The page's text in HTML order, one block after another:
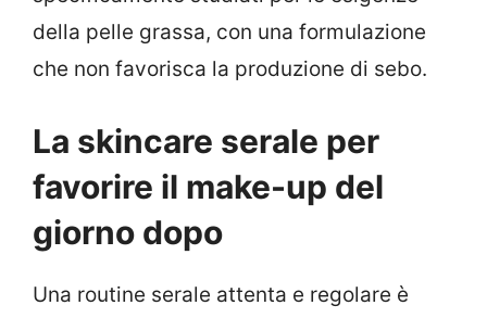
della pelle grassa, con una formulazione
che non favorisca la produzione di sebo.
La skincare serale per
favorire il make-up del
giorno dopo
Una routine serale attenta e regolare è